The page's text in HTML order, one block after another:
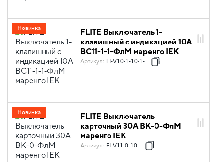
FLITE Выключатель 1-
клавишный с индикацией 10А
ВС11-1-1-ФлМ маренго IEK
Артикул: FI-V10-1-10-1-K35
Новинка
FLITE Выключатель
карточный 30А ВК-0-ФлМ
маренго IEK
Артикул: FI-V11-0-10-K35
Новинка